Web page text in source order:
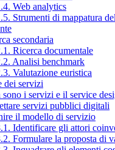
Web analytics
Strumenti di mappatura
secondaria
Ricerca documentale
Analisi benchmark
Valutazione euristica
dei servizi
sono i servizi e il service
servizi pubblici digitali
il modello di servizio
Identificare gli attori
Formulare la proposta di